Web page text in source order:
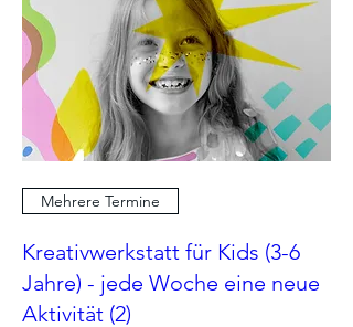
Mehrere Termine
Kreativwerkstatt für Kids (3-6
Jahre) - jede Woche eine neue
Aktivität (2)